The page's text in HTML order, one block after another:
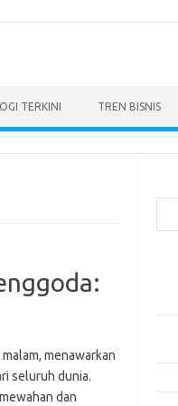
TERKINI TREN BISNIS
menawarkan
seluruh dunia.
dan